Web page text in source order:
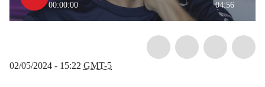
00:00:00 04:56
02/05/2024 - 15:22 GMT-5